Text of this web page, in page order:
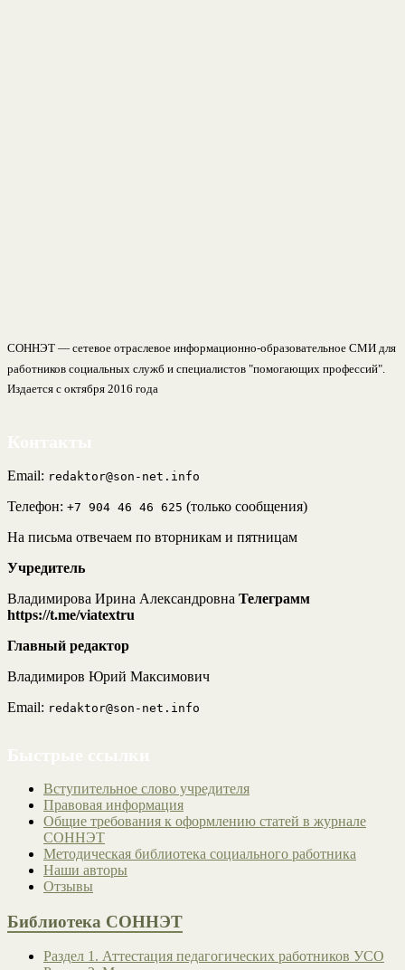
СОННЭТ — сетевое отраслевое информационно-образовательное СМИ для
работников социальных служб и специалистов "помогающих профессий".
Издается с октября 2016 года
Email: redaktor@son-net.info
Телефон: +7 904 46 46 625 (только сообщения)
На письма отвечаем по вторникам и пятницам
Учредитель
Владимирова Ирина Александровна Телеграмм
https://t.me/viatextru
Главный редактор
Владимиров Юрий Максимович
Email: redaktor@son-net.info
Вступительное слово учредителя
Правовая информация
Общие требования к оформлению статей в журнале
СОННЭТ
Методическая библиотека социального работника
Наши авторы
Отзывы
Библиотека СОННЭТ
Раздел 1. Аттестация педагогических работников УСО